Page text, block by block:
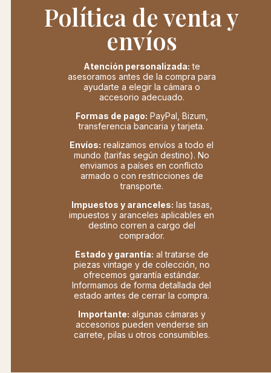
Política de venta y
envíos
Atención personalizada: te
asesoramos antes de la compra para
ayudarte a elegir la cámara o
accesorio adecuado.
Formas de pago: PayPal, Bizum,
transferencia bancaria y tarjeta.
Envíos: realizamos envíos a todo el
mundo (tarifas según destino). No
enviamos a países en conflicto
armado o con restricciones de
transporte.
Impuestos y aranceles: las tasas,
impuestos y aranceles aplicables en
destino corren a cargo del
comprador.
Estado y garantía: al tratarse de
piezas vintage y de colección, no
ofrecemos garantía estándar.
Informamos de forma detallada del
estado antes de cerrar la compra.
Importante: algunas cámaras y
accesorios pueden venderse sin
carrete, pilas u otros consumibles.